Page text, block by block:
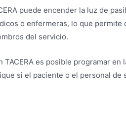
puede encender la luz de
o enfermeras, lo que permite
del servicio.
TACERA es posible programar
si el paciente o el personal de